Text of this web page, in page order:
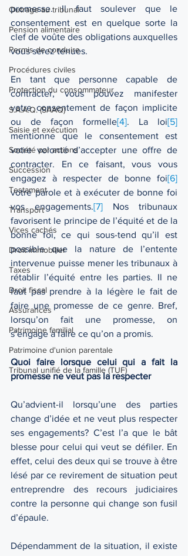
Outrage au tribunal
Pension alimentaire
Permis de conduire
Procédures civiles
Protection du consommateur
S.A.A.Q. (SAAQ)
Saisie et exécution
Société par actions
Succession
Testament
Transport
Vices cachés
Droit immobilier
Taxes
Droit fiscal
Assurances
Patrimoine familial
Patrimoine d'union parentale
Tribunal unifié de la famille (TUF)
promesse. Il faut soulever que le
consentement est en quelque sorte la
clef de voûte des obligations auxquelles
vous serez tenues.
En tant que personne capable de
contracter, vous pouvez manifester
votre consentement de façon implicite
ou de façon formelle[4]. La loi[5]
mentionne que le consentement est
votre volonté d’accepter une offre de
contracter. En ce faisant, vous vous
engagez à respecter de bonne foi[6]
votre parole et à exécuter de bonne foi
vos engagements.[7] Nos tribunaux
favorisent le principe de l’équité et de la
bonne foi, ce qui sous-tend qu’il est
possible que la nature de l’entente
intervenue puisse mener les tribunaux à
rétablir l’équité entre les parties. Il ne
faut pas prendre à la légère le fait de
faire une promesse de ce genre. Bref,
lorsqu’on fait une promesse, on
s’engage à faire ce qu’on a promis.
Quoi faire lorsque celui qui a fait la
promesse ne veut pas la respecter
Qu’advient-il lorsqu’une des parties
change d’idée et ne veut plus respecter
ses engagements? C’est l’a que le bât
blesse pour celui qui veut se défiler. En
effet, celui des deux qui se trouve à être
lésé par ce revirement de situation peut
entreprendre des recours judiciaires
contre la personne qui change son fusil
d’épaule.
Dépendamment de la situation, il existe